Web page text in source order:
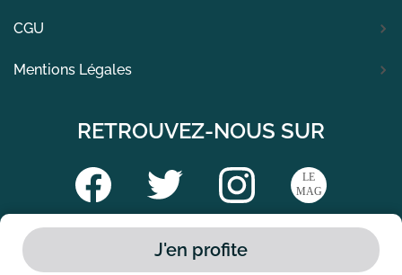
J'en profite
CGU
Mentions Légales
RETROUVEZ-NOUS SUR
Copyright © 2024 offresasaisir.fr - Tous droits réservés.